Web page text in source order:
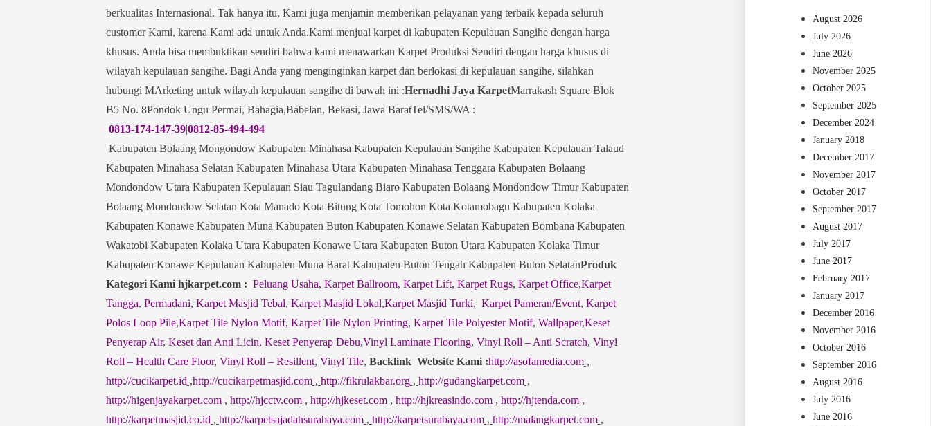
berkualitas Internasional. Tak hanya itu, Kami juga menjamin memberikan pelayanan yang terbaik kepada seluruh
customer Kami, karena Kami ada untuk Anda.Kami menjual karpet di kabupaten Kepulauan Sangihe dengan harga
khusus. Anda bisa membuktikan sendiri bahwa kami menawarkan Karpet Produksi Sendiri dengan harga khusus di
wilayah kepulauan sangihe. Bagi Anda yang menginginkan karpet dan berlokasi di kepulauan sangihe, silahkan
hubungi MArketing untuk wilayah kepulauan sangihe di bawah ini :Hernadhi Jaya KarpetMarrakash Square Blok
B5 No. 8Pondok Ungu Permai, Bahagia,Babelan, Bekasi, Jawa BaratTel/SMS/WA :
0813-174-147-39|0812-85-494-494
Kabupaten Bolaang Mongondow Kabupaten Minahasa Kabupaten Kepulauan Sangihe Kabupaten Kepulauan Talaud
Kabupaten Minahasa Selatan Kabupaten Minahasa Utara Kabupaten Minahasa Tenggara Kabupaten Bolaang
Mondondow Utara Kabupaten Kepulauan Siau Tagulandang Biaro Kabupaten Bolaang Mondondow Timur Kabupaten
Bolaang Mondondow Selatan Kota Manado Kota Bitung Kota Tomohon Kota Kotamobagu Kabupaten Kolaka
Kabupaten Konawe Kabupaten Muna Kabupaten Buton Kabupaten Konawe Selatan Kabupaten Bombana Kabupaten
Wakatobi Kabupaten Kolaka Utara Kabupaten Konawe Utara Kabupaten Buton Utara Kabupaten Kolaka Timur
Kabupaten Konawe Kepulauan Kabupaten Muna Barat Kabupaten Buton Tengah Kabupaten Buton SelatanProduk
Kategori Kami hjkarpet.com : Peluang Usaha, Karpet Ballroom, Karpet Lift, Karpet Rugs, Karpet Office,Karpet
Tangga, Permadani, Karpet Masjid Tebal, Karpet Masjid Lokal,Karpet Masjid Turki, Karpet Pameran/Event, Karpet
Polos Loop Pile,Karpet Tile Nylon Motif, Karpet Tile Nylon Printing, Karpet Tile Polyester Motif, Wallpaper,Keset
Penyerap Air, Keset dan Anti Licin, Keset Penyerap Debu,Vinyl Laminate Flooring, Vinyl Roll – Anti Scratch, Vinyl
Roll – Health Care Floor, Vinyl Roll – Resillent, Vinyl Tile, Backlink Website Kami :http://asofamedia.com,
http://cucikarpet.id ,http://cucikarpetmasjid.com, http://fikrulakbar.org, http://gudangkarpet.com,
http://higenjayakarpet.com, http://hjcctv.com, http://hjkeset.com, http://hjkreasindo.com, http://hjtenda.com,
http://karpetmasjid.co.id , http://karpetsajadahsurabaya.com, http://karpetsurabaya.com, http://malangkarpet.com,
August 2026
July 2026
June 2026
November 2025
October 2025
September 2025
December 2024
January 2018
December 2017
November 2017
October 2017
September 2017
August 2017
July 2017
June 2017
February 2017
January 2017
December 2016
November 2016
October 2016
September 2016
August 2016
July 2016
June 2016